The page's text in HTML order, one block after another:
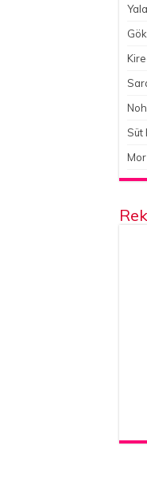
Süt